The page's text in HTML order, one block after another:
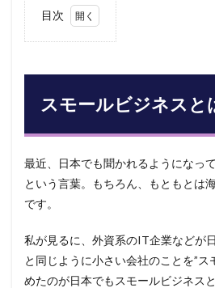
目次
と
スタ
ート
プと
3
スタ
ート
スモールビジネスと
最近、日本でも聞かれるようになっ
という言葉。もちろん、もともとは
です。
私が見るに、外資系のIT企業などが
と同じように小さい会社のことを”ス
めたのが日本でもスモールビジネス